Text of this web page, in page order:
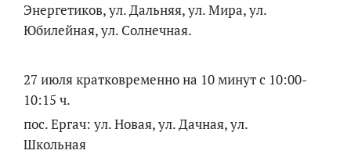
Энергетиков, ул. Дальняя, ул. Мира, ул.
Юбилейная, ул. Солнечная.
27 июля кратковременно на 10 минут с 10:00-
10:15 ч.
пос. Ергач: ул. Новая, ул. Дачная, ул.
Школьная